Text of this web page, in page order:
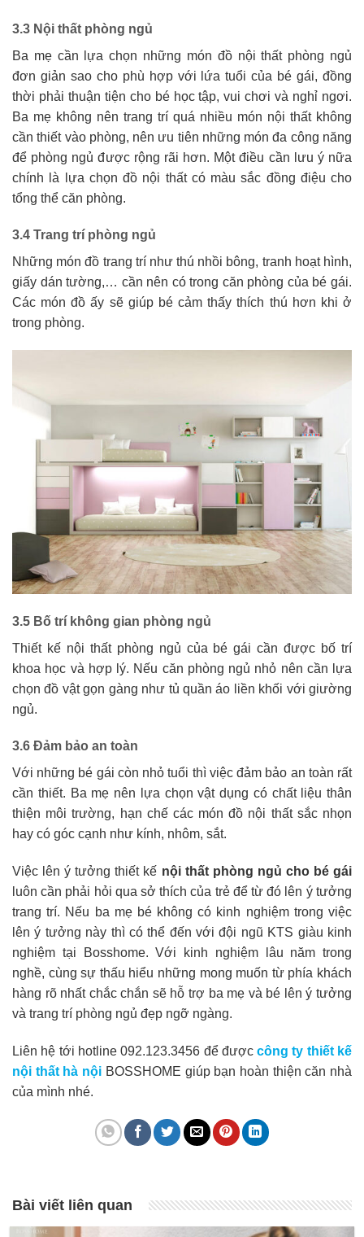
3.3 Nội thất phòng ngủ
Ba mẹ cần lựa chọn những món đồ nội thất phòng ngủ
đơn giản sao cho phù hợp với lứa tuổi của bé gái, đồng
thời phải thuận tiện cho bé học tập, vui chơi và nghỉ ngơi.
Ba mẹ không nên trang trí quá nhiều món nội thất không
cần thiết vào phòng, nên ưu tiên những món đa công năng
để phòng ngủ được rộng rãi hơn. Một điều cần lưu ý nữa
chính là lựa chọn đồ nội thất có màu sắc đồng điệu cho
tổng thể căn phòng.
3.4 Trang trí phòng ngủ
Những món đồ trang trí như thú nhồi bông, tranh hoạt hình,
giấy dán tường,… cần nên có trong căn phòng của bé gái.
Các món đồ ấy sẽ giúp bé cảm thấy thích thú hơn khi ở
trong phòng.
3.5 Bố trí không gian phòng ngủ
Thiết kế nội thất phòng ngủ của bé gái cần được bố trí
khoa học và hợp lý. Nếu căn phòng ngủ nhỏ nên cần lựa
chọn đồ vật gọn gàng như tủ quần áo liền khối với giường
ngủ.
3.6 Đảm bảo an toàn
Với những bé gái còn nhỏ tuổi thì việc đảm bảo an toàn rất
cần thiết. Ba mẹ nên lựa chọn vật dụng có chất liệu thân
thiện môi trường, hạn chế các món đồ nội thất sắc nhọn
hay có góc cạnh như kính, nhôm, sắt.
Việc lên ý tưởng thiết kế nội thất phòng ngủ cho bé gái
luôn cần phải hỏi qua sở thích của trẻ để từ đó lên ý tưởng
trang trí. Nếu ba mẹ bé không có kinh nghiệm trong việc
lên ý tưởng này thì có thể đến với đội ngũ KTS giàu kinh
nghiệm tại Bosshome. Với kinh nghiệm lâu năm trong
nghề, cùng sự thấu hiểu những mong muốn từ phía khách
hàng rõ nhất chắc chắn sẽ hỗ trợ ba mẹ và bé lên ý tưởng
và trang trí phòng ngủ đẹp ngỡ ngàng.
Liên hệ tới hotline 092.123.3456 để đượccông ty thiết kế
nội thất hà nội BOSSHOME giúp bạn hoàn thiện căn nhà
của mình nhé.
Bài viết liên quan